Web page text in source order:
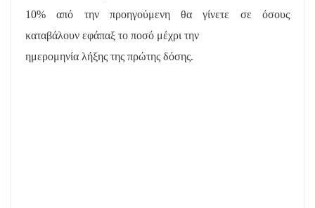
10% από την προηγούμενη θα γίνετε σε όσους
καταβάλουν εφάπαξ το ποσό μέχρι την
ημερομηνία λήξης της πρώτης δόσης.